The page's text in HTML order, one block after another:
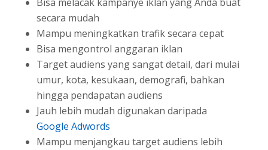
secara mudah
Mampu meningkatkan trafik secara cepat
Bisa mengontrol anggaran iklan
Target audiens yang sangat detail, dari mulai
umur, kota, kesukaan, demografi, bahkan
hingga pendapatan audiens
Jauh lebih mudah digunakan daripada
Google Adwords
Mampu menjangkau target audiens lebih